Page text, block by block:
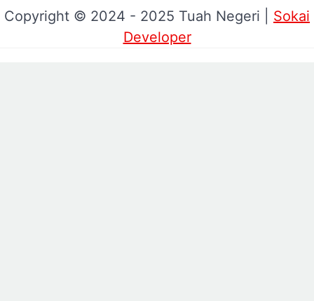
Copyright © 2024 - 2025 Tuah Negeri | Sokai
Developer